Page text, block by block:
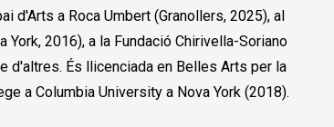
d'Arts a Roca Umbert (Granollers, 2025), al
York, 2016), a la Fundació Chirivella-Soriano
d'altres. És llicenciada en Belles Arts per la
a Columbia University a Nova York (2018).